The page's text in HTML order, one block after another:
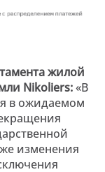
жилой
Nikoliers:«В
в ожидаемом
изменения